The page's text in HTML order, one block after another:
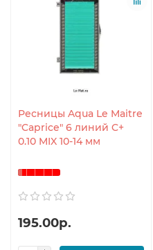
Ресницы Aqua Le Maitre
"Caprice" 6 линий C+
0.10 MIX 10-14 мм
195.00р.